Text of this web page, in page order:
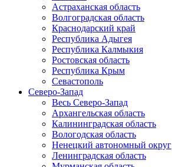
Астраханская область
Волгоградская область
Краснодарский край
Республика Адыгея
Республика Калмыкия
Ростовская область
Республика Крым
Севастополь
Северо-Запад
Весь Северо-Запад
Архангельская область
Калининградская область
Вологодская область
Ненецкий автономный округ
Ленинградская область